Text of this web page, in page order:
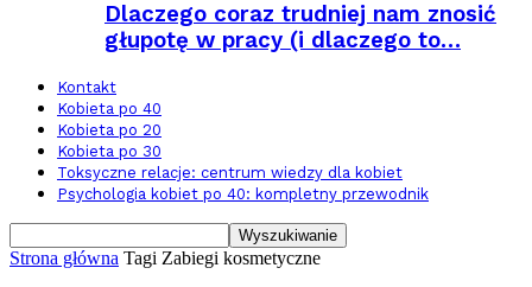
Dlaczego coraz trudniej nam znosić
głupotę w pracy (i dlaczego to…
Kontakt
Kobieta po 40
Kobieta po 20
Kobieta po 30
Toksyczne relacje: centrum wiedzy dla kobiet
Psychologia kobiet po 40: kompletny przewodnik
Strona główna Tagi Zabiegi kosmetyczne